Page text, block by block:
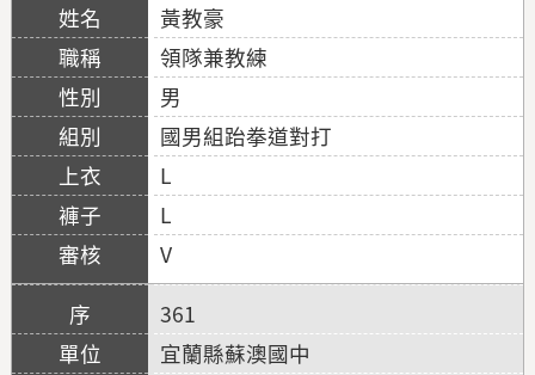
黃教豪
領隊兼教練
男
國男組跆拳道對打
L
L
V
361
宜蘭縣蘇澳國中